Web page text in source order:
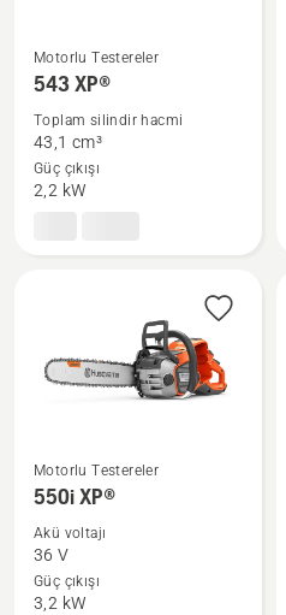
543 XP®
hakkında
daha
fazla
ayrıntı
Motorlu Testereler
543 XP®
Toplam silindir hacmi
43,1 cm³
Güç çıkışı
2,2 kW
550i
XP®
hakkında
fazla
Motorlu Testereler
550i XP®
Akü voltajı
36 V
Güç çıkışı
3,2 kW